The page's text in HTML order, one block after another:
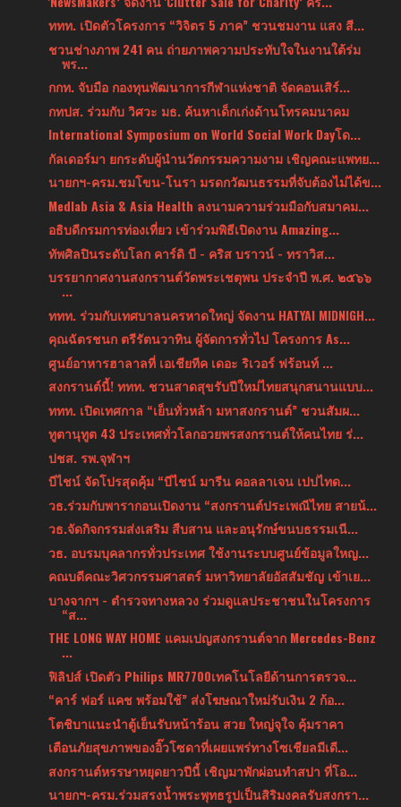
ททท. เปิดตัวโครงการ “วิจิตร 5 ภาค” ชวนชมงาน แสง สี...
ชวนช่างภาพ 241 คน ถ่ายภาพความประทับใจในงานใต้ร่ม
พร...
กกท. จับมือ กองทุนพัฒนาการกีฬาแห่งชาติ จัดคอนเสิร์...
กทปส. ร่วมกับ วิศวะ มธ. ค้นหาเด็กเก่งด้านโทรคมนาคม
International Symposium on World Social Work Dayโด...
กัลเดอร์มา ยกระดับผู้นำนวัตกรรมความงาม เชิญคณะแพทย...
นายกฯ-ครม.ชมโขน-โนรา มรดกวัฒนธรรมที่จับต้องไม่ได้ข...
Medlab Asia & Asia Health ลงนามความร่วมมือกับสมาคม...
อธิบดีกรมการท่องเที่ยว เข้าร่วมพิธีเปิดงาน Amazing...
ทัพศิลปินระดับโลก คาร์ดิ บี - คริส บราวน์ - ทราวิส...
บรรยากาศงานสงกรานต์วัดพระเชตุพน ประจำปี พ.ศ. ๒๕๖๖
...
ททท. ร่วมกับเทศบาลนครหาดใหญ่ จัดงาน HATYAI MIDNIGH...
คุณฉัตรชนก ตรีรัตนวาทิน ผู้จัดการทั่วไป โครงการ As...
ศูนย์อาหารฮาลาลที่ เอเชียทีค เดอะ ริเวอร์ ฟร้อนท์ ...
สงกรานต์นี้! ททท. ชวนสาดสุขรับปีใหม่ไทยสนุกสนานแบบ...
ททท. เปิดเทศกาล “เย็นทั่วหล้า มหาสงกรานต์” ชวนสัมผ...
ทูตานุทูต 43 ประเทศทั่วโลกอวยพรสงกรานต์ให้คนไทย ร่...
ปชส. รพ.จุฬาฯ
บีไชน์ จัดโปรสุดคุ้ม “บีไชน์ มารีน คอลลาเจน เปปไทด...
วธ.ร่วมกับพารากอนเปิดงาน “สงกรานต์ประเพณีไทย สายน้...
วธ.จัดกิจกรรมส่งเสริม สืบสาน และอนุรักษ์ขนบธรรมเนี...
วธ. อบรมบุคลากรทั่วประเทศ ใช้งานระบบศูนย์ข้อมูลใหญ...
คณบดีคณะวิศวกรรมศาสตร์ มหาวิทยาลัยอัสสัมชัญ เข้าเย...
บางจากฯ - ตำรวจทางหลวง ร่วมดูแลประชาชนในโครงการ
“ส...
THE LONG WAY HOME แคมเปญสงกรานต์จาก Mercedes-Benz
...
ฟิลิปส์ เปิดตัว Philips MR7700เทคโนโลยีด้านการตรวจ...
“คาร์ ฟอร์ แคช พร้อมใช้” ส่งโฆษณาใหม่รับเงิน 2 ก้อ...
โตชิบาแนะนำตู้เย็นรับหน้าร้อน สวย ใหญ่จุใจ คุ้มราคา
เตือนภัยสุขภาพของอิ๊วโซดาที่เผยแพร่ทางโซเชียลมีเดี...
สงกรานต์หรรษาหยุดยาวปีนี้ เชิญมาพักผ่อนทำสปา ที่โอ...
นายกฯ-ครม.ร่วมสรงน้ำพระพุทธรูปเป็นสิริมงคลรับสงกรา...